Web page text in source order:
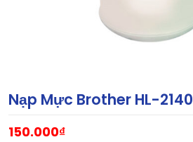
Nạp Mực Brother HL-2140
150.000₫